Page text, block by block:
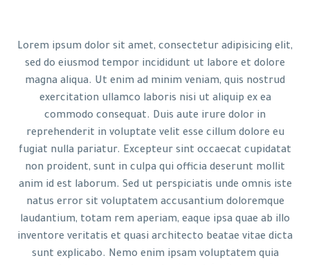
Lorem ipsum dolor sit amet, consectetur adipisicing elit,
sed do eiusmod tempor incididunt ut labore et dolore
magna aliqua. Ut enim ad minim veniam, quis nostrud
exercitation ullamco laboris nisi ut aliquip ex ea
commodo consequat. Duis aute irure dolor in
reprehenderit in voluptate velit esse cillum dolore eu
fugiat nulla pariatur. Excepteur sint occaecat cupidatat
non proident, sunt in culpa qui officia deserunt mollit
anim id est laborum. Sed ut perspiciatis unde omnis iste
natus error sit voluptatem accusantium doloremque
laudantium, totam rem aperiam, eaque ipsa quae ab illo
inventore veritatis et quasi architecto beatae vitae dicta
sunt explicabo. Nemo enim ipsam voluptatem quia